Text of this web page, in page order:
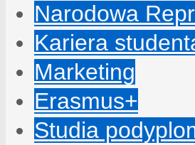
Narodowa
Kariera
Marketing
Erasmus+
Studia